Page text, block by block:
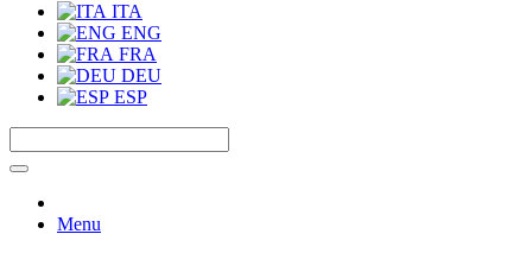
ITA
ENG
FRA
DEU
ESP
Menu